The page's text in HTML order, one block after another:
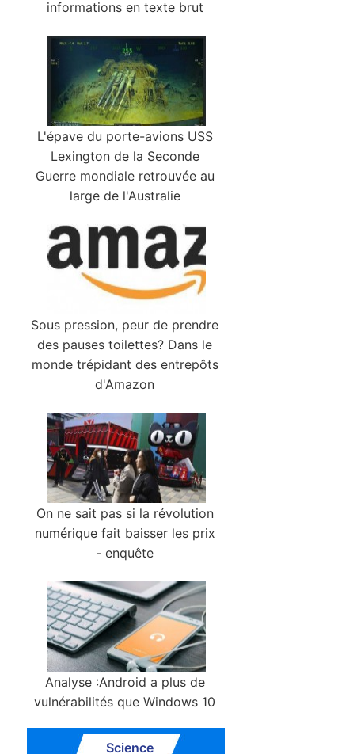
informations en texte brut
L'épave du porte-avions USS
Lexington de la Seconde
Guerre mondiale retrouvée au
large de l'Australie
Sous pression, peur de prendre
des pauses toilettes? Dans le
monde trépidant des entrepôts
d'Amazon
On ne sait pas si la révolution
numérique fait baisser les prix
- enquête
Analyse :Android a plus de
vulnérabilités que Windows 10
Science